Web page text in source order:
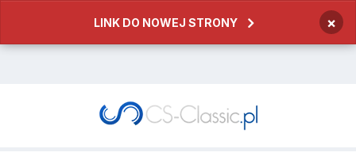
LINK DO NOWEJ STRONY ×